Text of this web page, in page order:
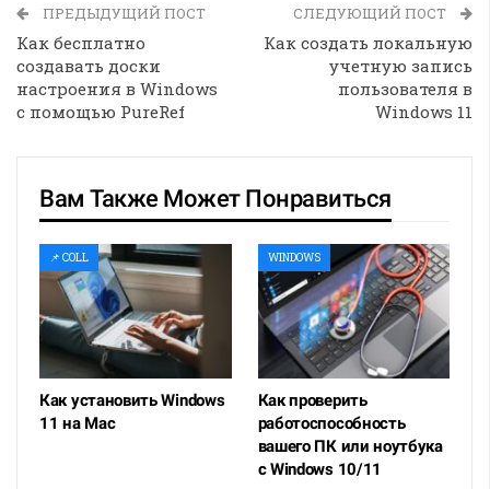
ПРЕДЫДУЩИЙ ПОСТ
Как бесплатно
создавать доски
настроения в Windows
с помощью PureRef
СЛЕДУЮЩИЙ ПОСТ
Как создать локальную
учетную запись
пользователя в
Windows 11
Вам Также Может Понравиться
📌 COLL
Как установить Windows
11 на Mac
WINDOWS
Как проверить
работоспособность
вашего ПК или ноутбука
с Windows 10/11